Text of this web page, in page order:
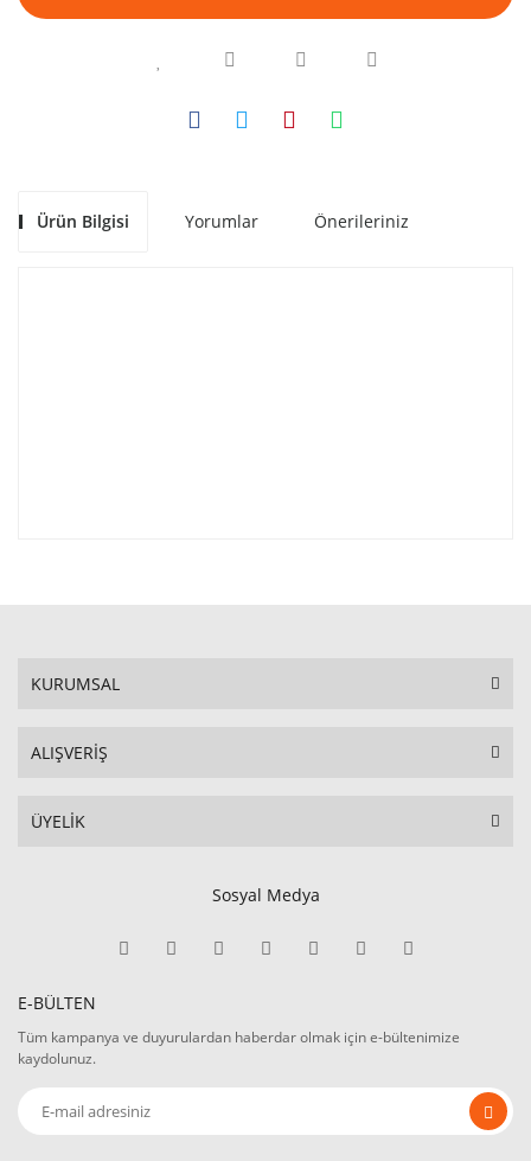
Ürün Bilgisi Yorumlar Önerileriniz
KURUMSAL
ALIŞVERİŞ
ÜYELİK
Sosyal Medya
E-BÜLTEN
Tüm kampanya ve duyurulardan haberdar olmak için e-bültenimize
kaydolunuz.